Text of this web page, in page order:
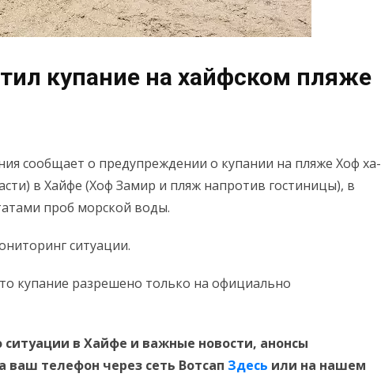
купание на хайфском пляже
сообщает о предупреждении о купании на пляже Хоф ха-
в Хайфе (Хоф Замир и пляж напротив гостиницы), в
проб морской воды.
ситуации.
купание разрешено только на официально
ситуации в Хайфе и важные новости, анонсы
ваш телефон через сеть Вотсап Здесь или на нашем